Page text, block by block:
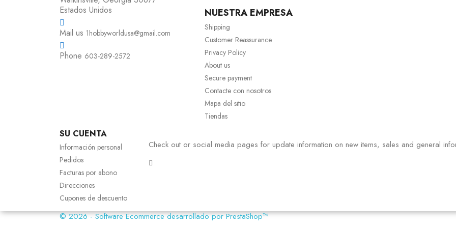
Estados Unidos
Mail us 1hobbyworldusa@gmail.com
Phone 603-289-2572
NUESTRA EMPRESA
Shipping
Customer Reassurance
Privacy Policy
About us
Secure payment
Contacte con nosotros
Mapa del sitio
Tiendas
SU CUENTA
Información personal
Pedidos
Facturas por abono
Direcciones
Cupones de descuento
Check out or social media pages for update information on new items, sales and general
© 2026 - Software Ecommerce desarrollado por PrestaShop™